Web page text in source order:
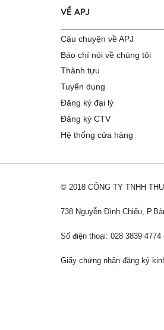
VỀ APJ
Câu chuyện về APJ
Báo chí nói về chúng tôi
Thành tựu
Tuyển dụng
Đăng ký đại lý
Đăng ký CTV
Hệ thống cửa hàng
© 2018 CÔNG TY TNHH
738 Nguyễn Đình Chiểu,
Số điện thoại: 028 3839 4774
Giấy chứng nhận đăng ký